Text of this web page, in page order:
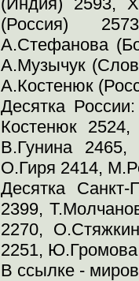
(Россия)
А.Стефанова
А.Музычук
А.Костенюк
Десятка
Костенюк
В.Гунина 2465,
О.Гиря 2414,
Десятка
2399,
2270,
2251,
В ссылке -